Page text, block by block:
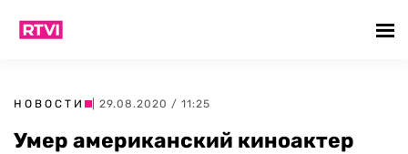
НОВОСТИ | 29.08.2020 / 11:25
Умер американский киноактер